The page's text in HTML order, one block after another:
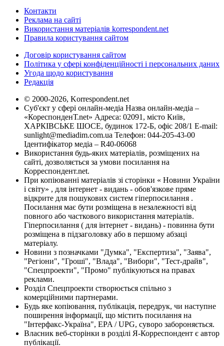
Контакти
Реклама на сайті
Використання матеріалів korrespondent.net
Правила користування сайтом
Договір користування сайтом
Політика у сфері конфіденційності і персональних даних
Угода щодо користування
Редакція
© 2000-2026, Korrespondent.net
Суб'єкт у сфері онлайн-медіа Назва онлайн-медіа –
«КореспонденТ.net» Адреса: 02091, місто Київ,
ХАРКІВСЬКЕ ШОСЕ, будинок 172-Б, офіс 208/1 E-mail:
sunlight@mediadim.com.ua Телефон: 044-205-43-00
Ідентифікатор медіа – R40-06068
Використання будь-яких матеріалів, розміщених на
сайті, дозволяється за умови посилання на
Корреспондент.net.
При копіюванні матеріалів зі сторінки « Новини України
і світу» , для інтернет - видань - обов'язкове пряме
відкрите для пошукових систем гіперпосилання .
Посилання має бути розміщена в незалежності від
повного або часткового використання матеріалів.
Гіперпосилання ( для інтернет - видань) - повинна бути
розміщена в підзаголовку або в першому абзаці
матеріалу.
Новини з позначками "Думка", "Експертиза", "Заява",
"Регіони", "Гроші", "Влада", "Вибори", "Тест-драйв",
"Спецпроекти", "Промо" публікуються на правах
реклами.
Розділ Спецпроекти створюється спільно з
комерційними партнерами.
Будь яке копіювання, публікація, передрук, чи наступне
поширення інформації, що містить посилання на
"Інтерфакс-Україна", EPA / UPG, суворо забороняється.
Власник веб-сторінки в розділі Я-Корреспондент є автор
публікації.